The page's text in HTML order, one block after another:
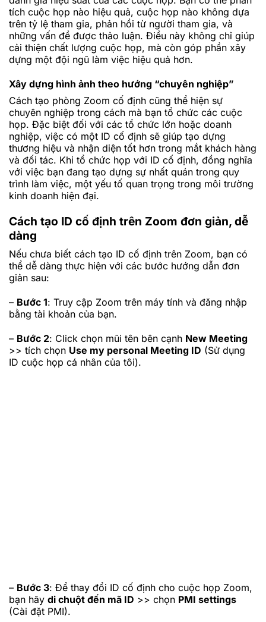
tích cuộc họp nào hiệu quả, cuộc họp nào không dựa
trên tỷ lệ tham gia, phản hồi từ người tham gia, và
những vấn đề được thảo luận. Điều này không chỉ giúp
cải thiện chất lượng cuộc họp, mà còn góp phần xây
dựng một đội ngũ làm việc hiệu quả hơn.
Xây dựng hình ảnh theo hướng “chuyên nghiệp”
Cách tạo phòng Zoom cố định cũng thể hiện sự
chuyên nghiệp trong cách mà bạn tổ chức các cuộc
họp. Đặc biệt đối với các tổ chức lớn hoặc doanh
nghiệp, việc có một ID cố định sẽ giúp tạo dựng
thương hiệu và nhận diện tốt hơn trong mắt khách hàng
và đối tác. Khi tổ chức họp với ID cố định, đồng nghĩa
với việc bạn đang tạo dựng sự nhất quán trong quy
trình làm việc, một yếu tố quan trọng trong môi trường
kinh doanh hiện đại.
Cách tạo ID cố định trên Zoom đơn giản, dễ
dàng
Nếu chưa biết cách tạo ID cố định trên Zoom, bạn có
thể dễ dàng thực hiện với các bước hướng dẫn đơn
giản sau:
– Bước 1: Truy cập Zoom trên máy tính và đăng nhập
bằng tài khoản của bạn.
– Bước 2: Click chọn mũi tên bên cạnh New Meeting
>> tích chọn Use my personal Meeting ID (Sử dụng
ID cuộc họp cá nhân của tôi).
– Bước 3: Để thay đổi ID cố định cho cuộc họp Zoom,
bạn hãy di chuột đến mã ID >> chọn PMI settings
(Cài đặt PMI).